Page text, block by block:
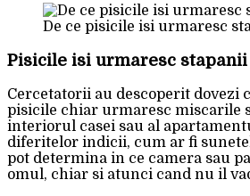
De ce pisicile isi urmaresc
Pisicile isi urmaresc
Cercetatorii au descoperit dovezi
pisicile chiar urmaresc miscarile
interiorul casei sau al
diferitelor indicii, cum ar fi
pot determina in ce camera sau
omul, chiar si atunci cand nu il